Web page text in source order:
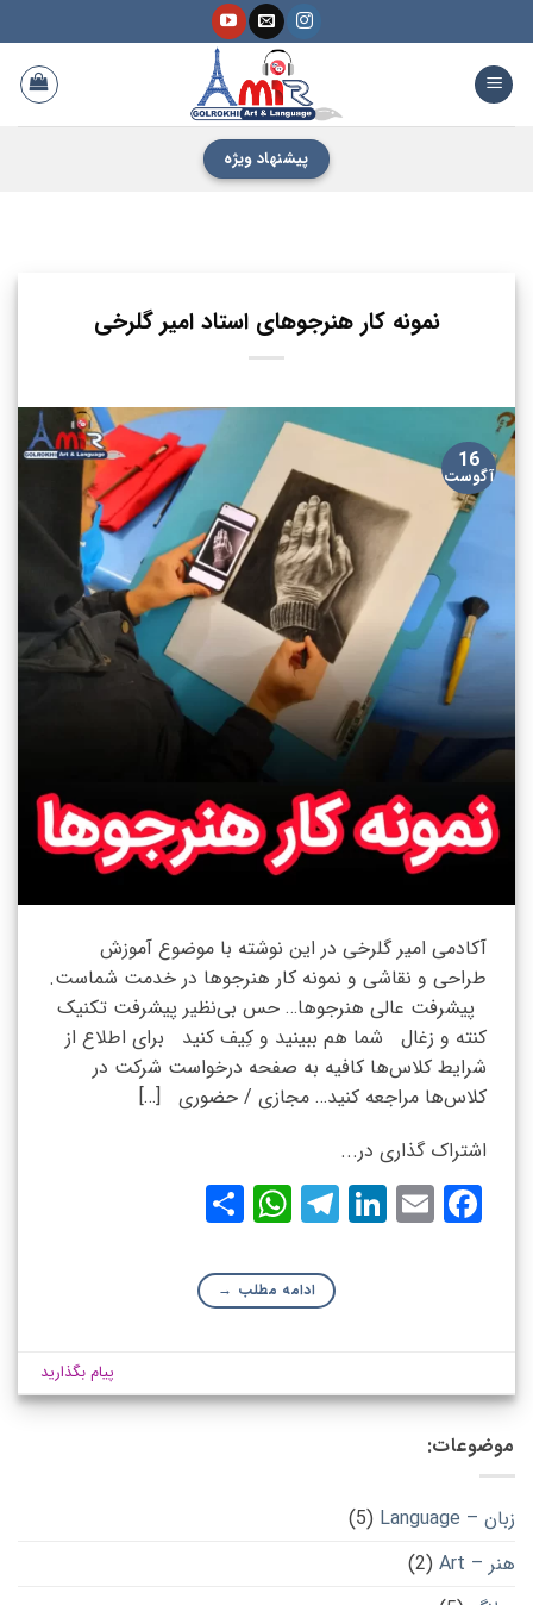
به
محتوا
پیشنهاد ویژه
نمونه کار هنرجوهای استاد امیر گلرخی
16
آگوست
آکادمی امیر گلرخی در این نوشته با موضوع آموزش
طراحی و نقاشی و نمونه کار هنرجوها در خدمت شماست.
پیشرفت عالی هنرجوها… حس بی‌نظیر پیشرفت تکنیک
کنته و زغال شما هم ببینید و کِیف کنید برای اطلاع از
شرایط کلاس‌ها کافیه به صفحه درخواست شرکت در
کلاس‌ها مراجعه کنید… مجازی / حضوری […]
اشتراک گذاری در...
Facebook
Email
LinkedIn
Telegram
WhatsApp
ادامه مطلب →
پیام بگذارید
موضوعات:
زبان – Language
(5)
هنر – Art
(2)